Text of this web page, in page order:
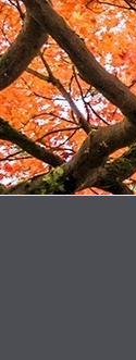
Перейти к